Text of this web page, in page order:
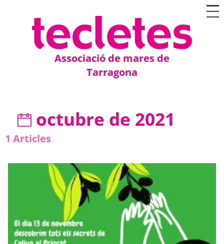
Associació de mares de
Tarragona
octubre de 2021
1 Articles